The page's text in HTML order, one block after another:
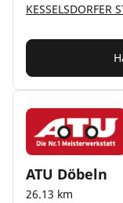
KESSELSDORFER
ATU Döbeln
26.13 km